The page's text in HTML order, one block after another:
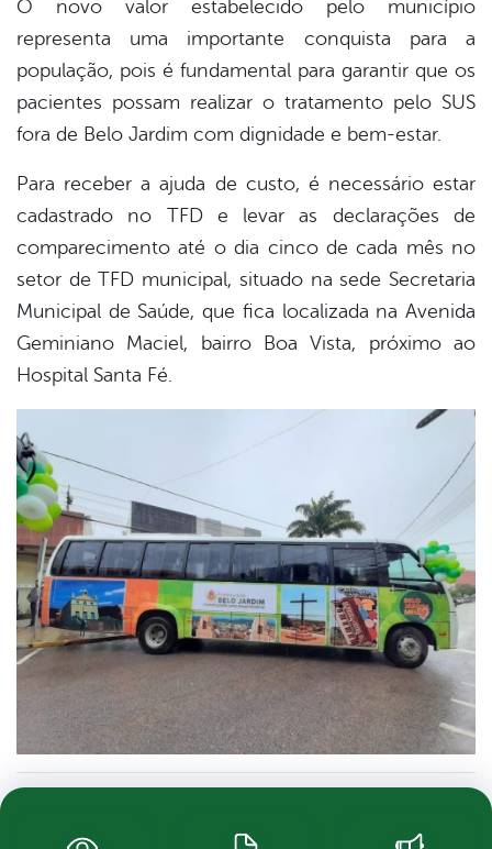
O novo valor estabelecido pelo município
representa uma importante conquista para a
população, pois é fundamental para garantir que os
pacientes possam realizar o tratamento pelo SUS
fora de Belo Jardim com dignidade e bem-estar.
Para receber a ajuda de custo, é necessário estar
cadastrado no TFD e levar as declarações de
comparecimento até o dia cinco de cada mês no
setor de TFD municipal, situado na sede Secretaria
Municipal de Saúde, que fica localizada na Avenida
Geminiano Maciel, bairro Boa Vista, próximo ao
Hospital Santa Fé.